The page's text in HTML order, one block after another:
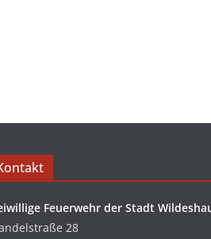
Feuerwehr der Stadt
28